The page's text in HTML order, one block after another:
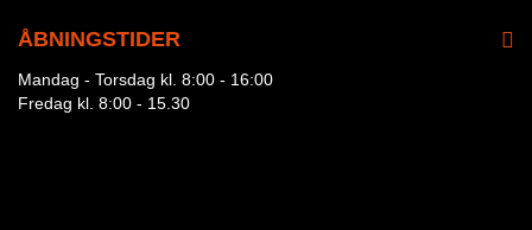
ÅBNINGSTIDER
Mandag - Torsdag kl. 8:00 - 16:00
Fredag kl. 8:00 - 15.30